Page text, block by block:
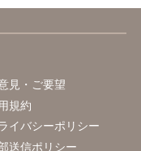
見・ご要望
規約
イバシーポリシー
送信ポリシー